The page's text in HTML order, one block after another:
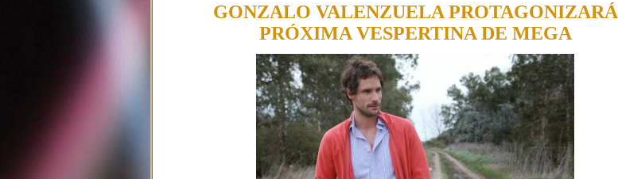
GONZALO VALENZUELA PROTAGONIZARÁ
PRÓXIMA VESPERTINA DE MEGA